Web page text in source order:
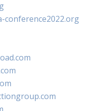
conference2022.org